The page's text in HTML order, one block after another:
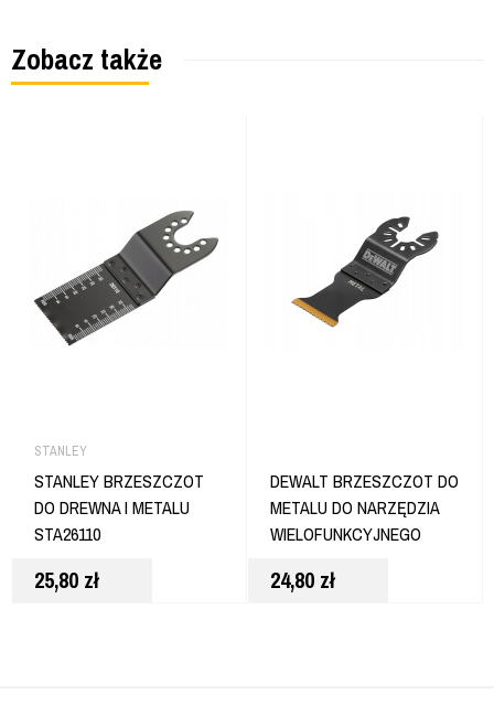
Zobacz także
STANLEY
STANLEY BRZESZCZOT
DO DREWNA I METALU
STA26110
25,80 zł
DEWALT BRZESZCZOT DO
METALU DO NARZĘDZIA
WIELOFUNKCYJNEGO
24,80 zł